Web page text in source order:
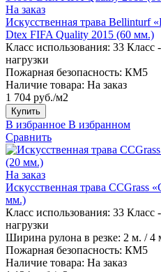
На заказ
Искусственная трава Bellinturf
Dtex FIFA Quality 2015 (60 мм.)
Класс использования: 33 Класс
нагрузки
Пожарная безопасность: КМ5
Наличие товара: На заказ
1 704 руб./м2
Купить
В избранное В избранном
Сравнить
На заказ
Искусственная трава CCGrass
мм.)
Класс использования: 33 Класс
нагрузки
Ширина рулона в резке: 2 м. / 4
Пожарная безопасность: КМ5
Наличие товара: На заказ